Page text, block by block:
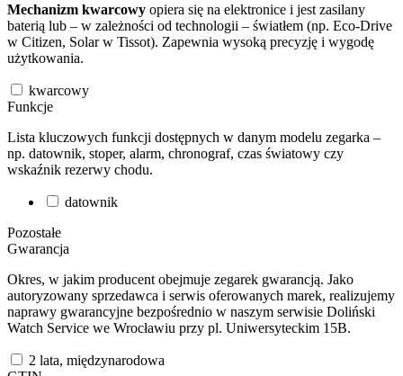
Mechanizm kwarcowy opiera się na elektronice i jest zasilany
baterią lub – w zależności od technologii – światłem (np. Eco-Drive
w Citizen, Solar w Tissot). Zapewnia wysoką precyzję i wygodę
użytkowania.
kwarcowy
Funkcje
Lista kluczowych funkcji dostępnych w danym modelu zegarka –
np. datownik, stoper, alarm, chronograf, czas światowy czy
wskaźnik rezerwy chodu.
datownik
Pozostałe
Gwarancja
Okres, w jakim producent obejmuje zegarek gwarancją. Jako
autoryzowany sprzedawca i serwis oferowanych marek, realizujemy
naprawy gwarancyjne bezpośrednio w naszym serwisie Doliński
Watch Service we Wrocławiu przy pl. Uniwersyteckim 15B.
2 lata, międzynarodowa